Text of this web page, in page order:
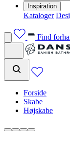
Inspiration
Kataloger
Find
Forside
Skabe
Højskabe